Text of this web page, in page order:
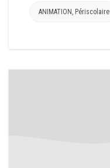
ANIMATION , Périscolaire